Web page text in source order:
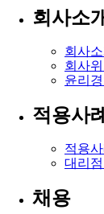
회사소
회사소
회사위
윤리
적용사
적용사
대리점
채용